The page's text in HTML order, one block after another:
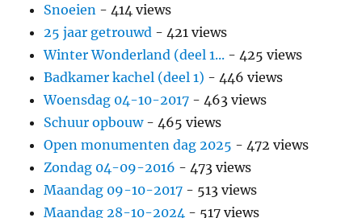
Snoeien - 414 views
25 jaar getrouwd - 421 views
Winter Wonderland (deel 1... - 425 views
Badkamer kachel (deel 1) - 446 views
Woensdag 04-10-2017 - 463 views
Schuur opbouw- 465 views
Open monumenten dag 2025 - 472 views
Zondag 04-09-2016 - 473 views
Maandag 09-10-2017 - 513 views
Maandag 28-10-2024 - 517 views